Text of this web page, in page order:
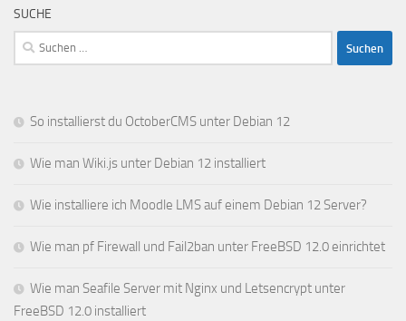
SUCHE
Suchen
nach:
So installierst du OctoberCMS unter Debian 12
Wie man Wiki.js unter Debian 12 installiert
Wie installiere ich Moodle LMS auf einem Debian 12 Server?
Wie man pf Firewall und Fail2ban unter FreeBSD 12.0 einrichtet
Wie man Seafile Server mit Nginx und Letsencrypt unter
FreeBSD 12.0 installiert